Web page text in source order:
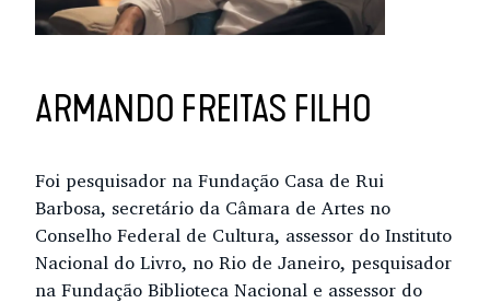
ARMANDO FREITAS FILHO
Foi pesquisador na Fundação Casa de Rui
Barbosa, secretário da Câmara de Artes no
Conselho Federal de Cultura, assessor do Instituto
Nacional do Livro, no Rio de Janeiro, pesquisador
na Fundação Biblioteca Nacional e assessor do